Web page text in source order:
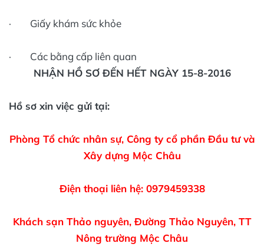
· Giấy khám sức khỏe
· Các bằng cấp liên quan
NHẬN HỒ SƠ ĐẾN HẾT NGÀY 15-8-2016
Hồ sơ xin việc gửi tại:
Phòng Tổ chức nhân sự, Công ty cổ phần Đầu tư và
Xây dựng Mộc Châu
Điện thoại liên hệ: 0979459338
Khách sạn Thảo nguyên, Đường Thảo Nguyên, TT
Nông trường Mộc Châu